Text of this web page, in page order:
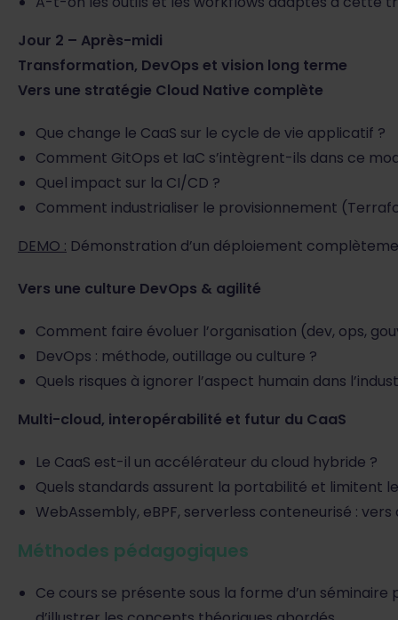
Jour 2 – Après-midi
Transformation, DevOps et vision long terme
Vers une stratégie Cloud Native complète
Que change le CaaS sur le cycle de vie applicatif ?
Comment GitOps et IaC s’intègrent-ils dans ce
Quel impact sur la CI/CD ?
Comment industrialiser le provisionnement
DEMO : Démonstration d’un déploiement
Vers une culture DevOps & agilité
Comment faire évoluer l’organisation (dev, ops,
DevOps : méthode, outillage ou culture ?
Quels risques à ignorer l’aspect humain dans
Multi-cloud, interopérabilité et futur du CaaS
Le CaaS est-il un accélérateur du cloud hybride ?
Quels standards assurent la portabilité et limitent
WebAssembly, eBPF, serverless conteneurisé :
Méthodes pédagogiques
Ce cours se présente sous la forme d’un